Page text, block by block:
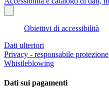
Obiettivi di accessibilità
Dati ulteriori
Privacy - responsabile
Whistleblowing
Dati sui pagamenti